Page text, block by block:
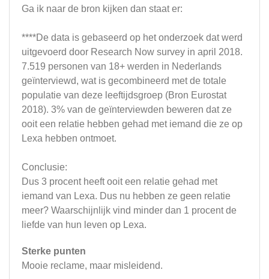
Ga ik naar de bron kijken dan staat er:
****De data is gebaseerd op het onderzoek dat werd
uitgevoerd door Research Now survey in april 2018.
7.519 personen van 18+ werden in Nederlands
geïnterviewd, wat is gecombineerd met de totale
populatie van deze leeftijdsgroep (Bron Eurostat
2018). 3% van de geïnterviewden beweren dat ze
ooit een relatie hebben gehad met iemand die ze op
Lexa hebben ontmoet.
Conclusie:
Dus 3 procent heeft ooit een relatie gehad met
iemand van Lexa. Dus nu hebben ze geen relatie
meer? Waarschijnlijk vind minder dan 1 procent de
liefde van hun leven op Lexa.
Sterke punten
Mooie reclame, maar misleidend.